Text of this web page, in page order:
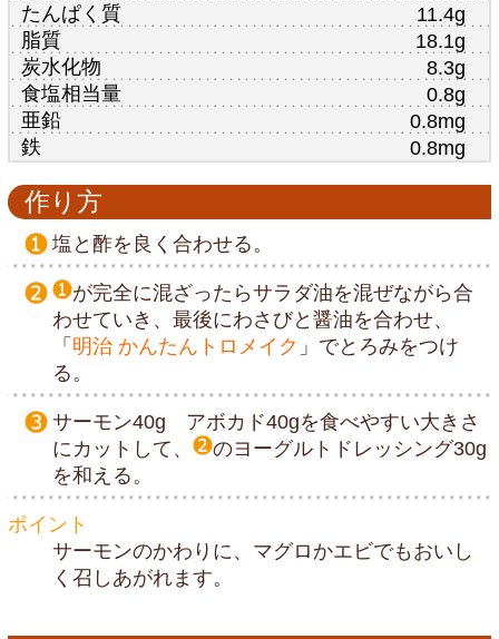
たんぱく質
11.4g
脂質
18.1g
炭水化物
8.3g
食塩相当量
0.8g
亜鉛
0.8mg
鉄
0.8mg
作り方
塩と酢を良く合わせる。
が完全に混ざったらサラダ油を混ぜながら合
わせていき、最後にわさびと醤油を合わせ、
「 明治 かんたんトロメイク 」でとろみをつけ
る。
サーモン40g アボカド40gを食べやすい大きさ
にカットして、
のヨーグルトドレッシング30g
を和える。
ポイント
サーモンのかわりに、マグロかエビでもおいし
く召しあがれます。